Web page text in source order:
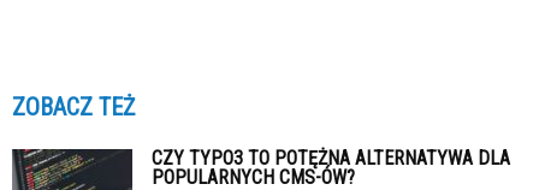
ZOBACZ TEŻ
CZY TYPO3 TO POTĘŻNA ALTERNATYWA DLA
POPULARNYCH CMS-ÓW?